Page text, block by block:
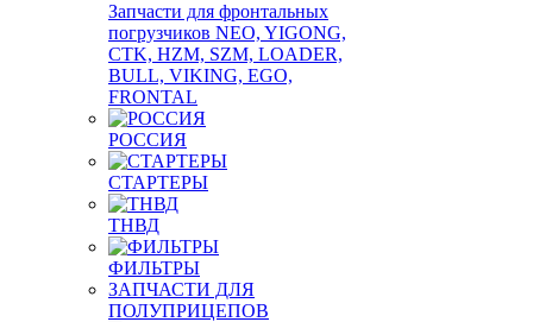
Запчасти для фронтальных
погрузчиков NEO, YIGONG,
CTK, HZM, SZM, LOADER,
BULL, VIKING, EGO,
FRONTAL
РОССИЯ
СТАРТЕРЫ
ТНВД
ФИЛЬТРЫ
ЗАПЧАСТИ ДЛЯ
ПОЛУПРИЦЕПОВ